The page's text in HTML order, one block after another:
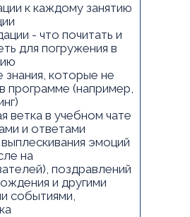
к каждому занятию
- что почитать и
для погружения в
знания, которые не
программе (например,
ветка в учебном чате
и ответами
эмоций
на
поздравлений
и другими
событиями,